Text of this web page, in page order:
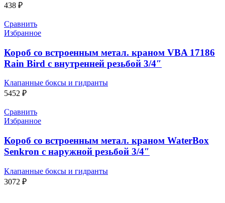
438 ₽
Сравнить
Избранное
Короб со встроенным метал. краном VBA 17186
Rain Bird с внутренней резьбой 3/4″
Клапанные боксы и гидранты
5452 ₽
Сравнить
Избранное
Короб со встроенным метал. краном WaterBox
Senkron с наружной резьбой 3/4″
Клапанные боксы и гидранты
3072 ₽